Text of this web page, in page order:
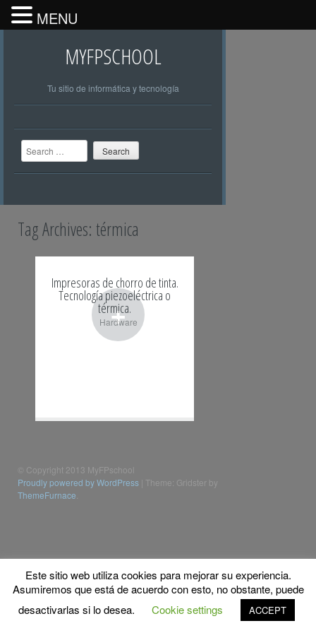
MYFPSCHOOL
Tu sitio de informática y tecnología
Search
Tag Archives: térmica
+
Impresoras de chorro de tinta.
Tecnología piezoeléctrica o
térmica.
Hardware
© Copyright 2013 MyFPschool
Proudly powered by WordPress Theme: Gridster by
ThemeFurnace
Este sitio web utiliza cookies para mejorar su experiencia.
Asumiremos que está de acuerdo con esto, no obstante, puede
desactivarlas si lo desea.
Cookie settings ACCEPT
MENU